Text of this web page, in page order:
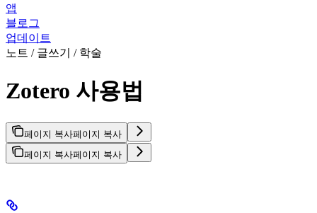
앱
블로그
업데이트
노트 / 글쓰기 / 학술
Zotero 사용법
페이지 복사페이지 복사
페이지 복사페이지 복사